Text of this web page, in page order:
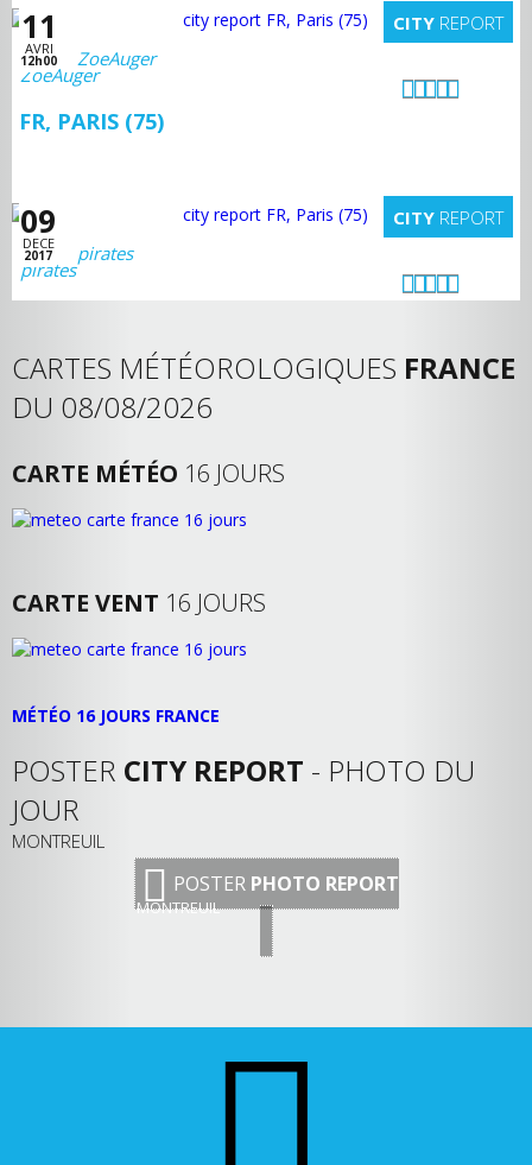
11
AVRI
12h00
CITY REPORT
ZoeAuger
FR, PARIS (75)
09
DECE
2017
CITY REPORT
pirates
CARTES MÉTÉOROLOGIQUES FRANCE
DU 08/08/2026
CARTE MÉTÉO 16 JOURS
CARTE VENT 16 JOURS
MÉTÉO 16 JOURS FRANCE
POSTER CITY REPORT - PHOTO DU
JOUR
MONTREUIL
POSTER PHOTO REPORT
MONTREUIL